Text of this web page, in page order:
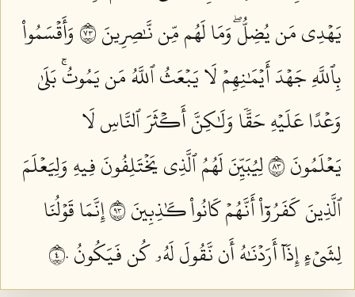
يَهۡدِي مَن يُضِلُّۖ وَمَا لَهُم مِّن نَّٰصِرِينَ ٣٧
وَأَقۡسَمُواْ
بِٱللَّهِ جَهۡدَ أَيۡمَٰنِهِمۡ لَا يَبۡعَثُ ٱللَّهُ مَن يَمُوتُۚ بَلَىٰ
وَعۡدًا عَلَيۡهِ حَقّٗا وَلَٰكِنَّ أَكۡثَرَ ٱلنَّاسِ لَا
يَعۡلَمُونَ ٣٨
لِيُبَيِّنَ لَهُمُ ٱلَّذِي يَخۡتَلِفُونَ فِيهِ وَلِيَعۡلَمَ
ٱلَّذِينَ كَفَرُوٓاْ أَنَّهُمۡ كَانُواْ كَٰذِبِينَ ٣٩
إِنَّمَا قَوۡلُنَا
لِشَيۡءٍ إِذَآ أَرَدۡنَٰهُ أَن نَّقُولَ لَهُۥ كُن فَيَكُونُ ٤٠